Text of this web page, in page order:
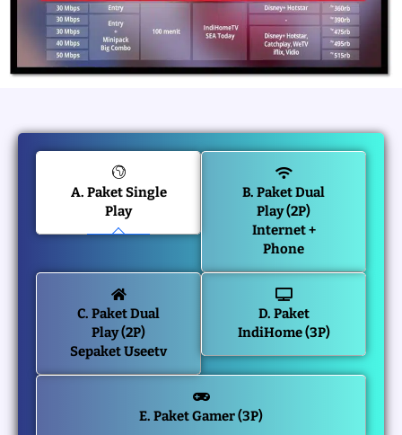
A. Paket Single
Play
B. Paket Dual
Play (2P)
Internet +
Phone
C. Paket Dual
Play (2P)
Sepaket Useetv
D. Paket
IndiHome (3P)
E. Paket Gamer (3P)